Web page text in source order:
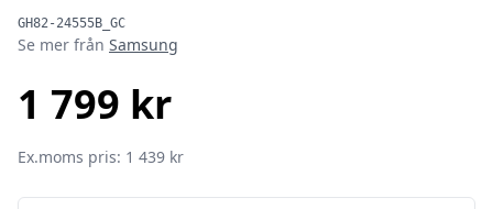
GH82-24555B_GC
Produktinformation
Se mer från Samsung
1 799 kr
Ex.moms pris: 1 439 kr